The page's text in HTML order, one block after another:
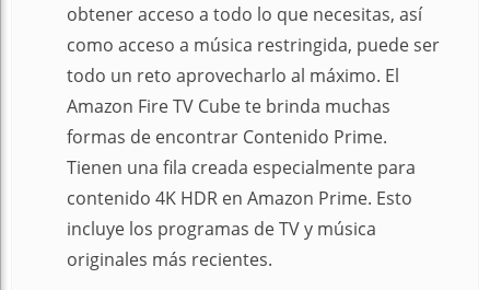
obtener acceso a todo lo que necesitas, así
como acceso a música restringida, puede ser
todo un reto aprovecharlo al máximo. El
Amazon Fire TV Cube te brinda muchas
formas de encontrar Contenido Prime.
Tienen una fila creada especialmente para
contenido 4K HDR en Amazon Prime. Esto
incluye los programas de TV y música
originales más recientes.